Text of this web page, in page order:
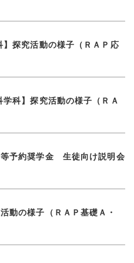
】探究活動の様子（ＲＡＰ応
学科】探究活動の様子（ＲＡ
予約奨学金 生徒向け説明会
動の様子（ＲＡＰ基礎Ａ・